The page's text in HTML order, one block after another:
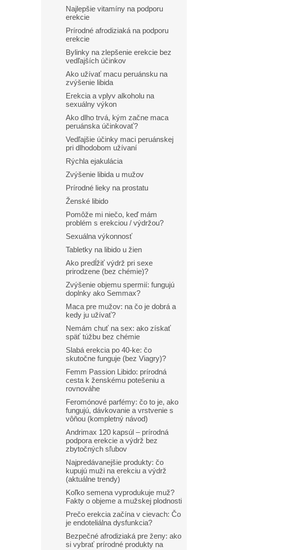
Najlepšie vitamíny na podporu
erekcie
Prírodné afrodiziaká na podporu
erekcie
Bylinky na zlepšenie erekcie bez
vedľajších účinkov​
Ako užívať macu peruánsku na
zvýšenie libida
Erekcia a vplyv alkoholu na
sexuálny výkon
Ako dlho trvá, kým začne maca
peruánska účinkovať?
Vedľajšie účinky maci peruánskej
pri dlhodobom užívaní
Rýchla ejakulácia
Zvýšenie libida u mužov
Prírodné lieky na prostatu
Ženské libido
Pomôže mi niečo, keď mám
problém s erekciou / výdržou?
Sexuálna výkonnosť
Tabletky na libido u žien
Ako predĺžiť výdrž pri sexe
prirodzene (bez chémie)?
Zvýšenie objemu spermií: fungujú
doplnky ako Semmax?
Maca pre mužov: na čo je dobrá a
kedy ju užívať?
Nemám chuť na sex: ako získať
späť túžbu bez chémie
Slabá erekcia po 40-ke: čo
skutočne funguje (bez Viagry)?
Femm Passion Libido: prírodná
cesta k ženskému potešeniu a
rovnováhe
Feromónové parfémy: čo to je, ako
fungujú, dávkovanie a vrstvenie s
vôňou (kompletný návod)
Andrimax 120 kapsúl – prírodná
podpora erekcie a výdrž bez
zbytočných sľubov
Najpredávanejšie produkty: čo
kupujú muži na erekciu a výdrž
(aktuálne trendy)
Koľko semena vyprodukuje muž?
Fakty o objeme a mužskej plodnosti
Prečo erekcia začína v cievach: Čo
je endoteliálna dysfunkcia?
Bezpečné afrodiziaká pre ženy: ako
si vybrať prírodné produkty na